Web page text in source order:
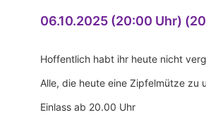
06.10.2025 (20:00 Uhr)
Hoffentlich habt ihr heute nicht
Alle, die heute eine Zipfelmütze zu
Einlass ab 20.00 Uhr